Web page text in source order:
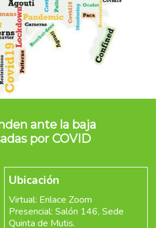
ante la baja
por COVID
Ubicación
Virtual: Enlace Zoom
Presencial: Salón 146, Sede
Quinta de Mutis.